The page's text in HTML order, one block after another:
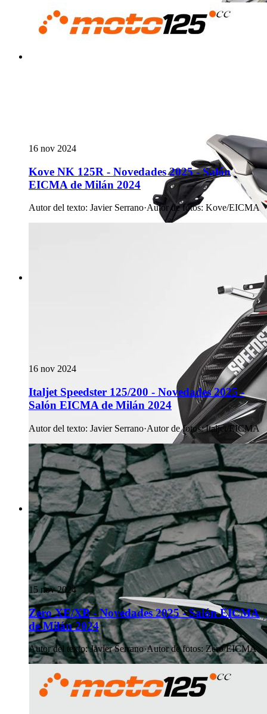
16 nov 2024
Kove NK 125R - Novedades 2025 - Salón
EICMA de Milán 2024
Autor del texto: Javier Serrano·Autor de fotos: Kove/EICMA
16 nov 2024
Italjet Speedster 125/200 - Novedades 2025 -
Salón EICMA de Milán 2024
Autor del texto: Javier Serrano·Autor de fotos: Italjet/EICMA
15 nov 2024
Zero XE/XB - Novedades 2025 - Salón EICMA
de Milán 2024
Autor del texto: Javier Serrano·Autor de fotos: Zero/EICMA